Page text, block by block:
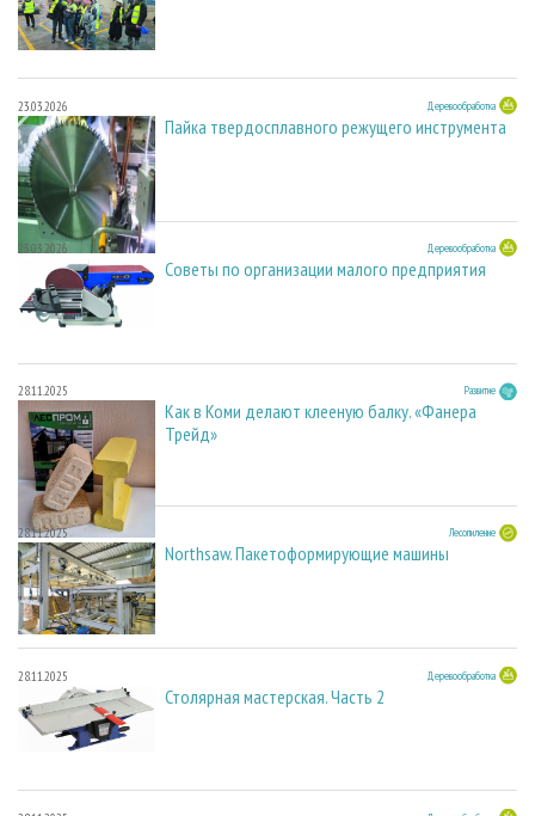
23.03.2026 Деревообработка
Пайка твердосплавного режущего инструмента
23.03.2026 Деревообработка
Советы по организации малого предприятия
28.11.2025 Развитие
Как в Коми делают клееную балку. «Фанера
Трейд»
28.11.2025 Лесопиление
Northsaw. Пакетоформирующие машины
28.11.2025 Деревообработка
Столярная мастерская. Часть 2